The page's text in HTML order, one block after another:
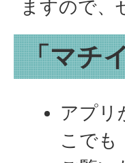
ますので、
「マチ
アプリ
こでも